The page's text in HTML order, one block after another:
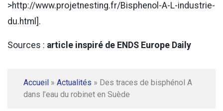
>http://www.projetnesting.fr/Bisphenol-A-L-industrie-
du.html].
Sources : article inspiré de ENDS Europe Daily
Accueil » Actualités » Des traces de bisphénol A
dans l’eau du robinet en Suède